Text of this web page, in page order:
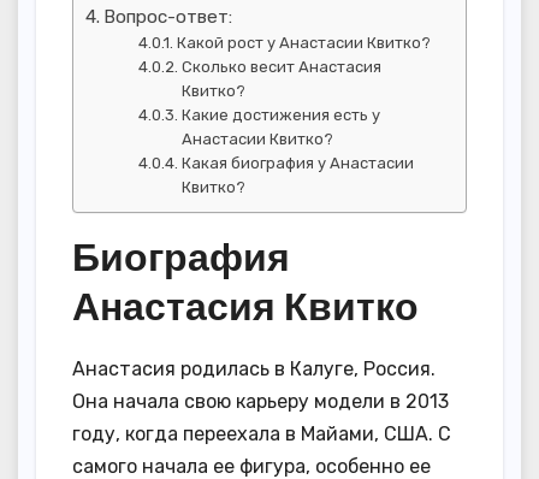
Вопрос-ответ:
Какой рост у Анастасии Квитко?
Сколько весит Анастасия
Квитко?
Какие достижения есть у
Анастасии Квитко?
Какая биография у Анастасии
Квитко?
Биография
Анастасия Квитко
Анастасия родилась в Калуге, Россия.
Она начала свою карьеру модели в 2013
году, когда переехала в Майами, США. С
самого начала ее фигура, особенно ее